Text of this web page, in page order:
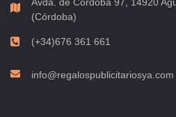
(Córdoba)
(+34)676 361 661
info@regalospublicitariosya.com